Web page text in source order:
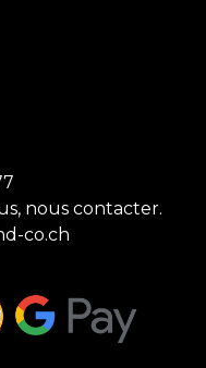
nous contacter.
co.ch